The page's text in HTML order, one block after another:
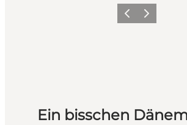
ZurückWeiter
Ein bisschen